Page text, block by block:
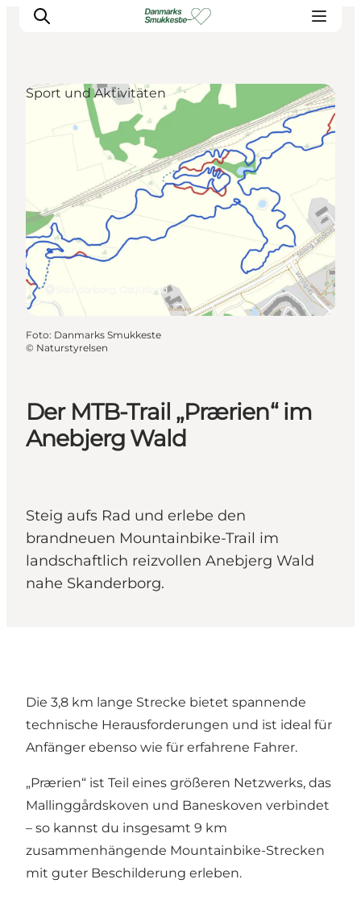
Erleben Sie die Natur
Entdecken Sie die Städte
Reiseplanung
Der MTB-Trail „Prærien“ im
Anebjerg Wald
Steig aufs Rad und erlebe den
brandneuen Mountainbike-Trail im
landschaftlich reizvollen Anebjerg Wald
nahe Skanderborg.
Skanderborg, Ostjütland
Sport und Aktivitäten
Foto: Danmarks Smukkeste
© Naturstyrelsen
Die 3,8 km lange Strecke bietet spannende
technische Herausforderungen und ist ideal für
Anfänger ebenso wie für erfahrene Fahrer.
„Prærien“ ist Teil eines größeren Netzwerks, das
Mallinggårdskoven und Baneskoven verbindet
– so kannst du insgesamt 9 km
zusammenhängende Mountainbike-Strecken
mit guter Beschilderung erleben.